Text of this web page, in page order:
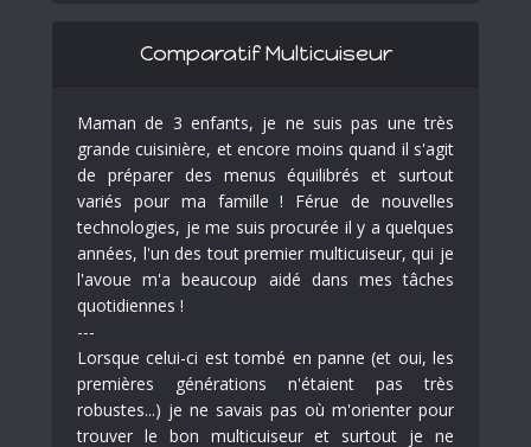
Comparatif Multicuiseur
Maman de 3 enfants, je ne suis pas une très
grande cuisinière, et encore moins quand il s'agit
de préparer des menus équilibrés et surtout
variés pour ma famille ! Férue de nouvelles
technologies, je me suis procurée il y a quelques
années, l'un des tout premier multicuiseur, qui je
l'avoue m'a beaucoup aidé dans mes tâches
quotidiennes !
---
Lorsque celui-ci est tombé en panne (et oui, les
premières générations n'étaient pas très
robustes...) je ne savais pas où m'orienter pour
trouver le bon multicuiseur et surtout je ne